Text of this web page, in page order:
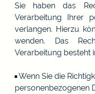
Sie haben das
Verarbeitung Ihrer
verlangen. Hierzu
wenden. Das
Verarbeitung besteht
Wenn Sie die
personenbezogenen